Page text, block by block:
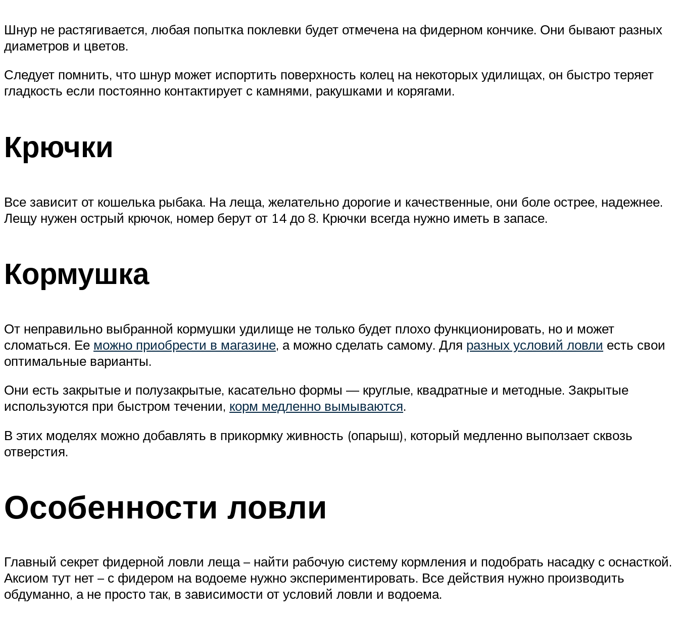
Шнур не растягивается, любая попытка поклевки будет отмечена на фидерном кончике. Они бывают разных
диаметров и цветов.
Следует помнить, что шнур может испортить поверхность колец на некоторых удилищах, он быстро теряет
гладкость если постоянно контактирует с камнями, ракушками и корягами.
Крючки
Все зависит от кошелька рыбака. На леща, желательно дорогие и качественные, они боле острее, надежнее.
Лещу нужен острый крючок, номер берут от 14 до 8. Крючки всегда нужно иметь в запасе.
Кормушка
От неправильно выбранной кормушки удилище не только будет плохо функционировать, но и может
сломаться. Ее можно приобрести в магазине, а можно сделать самому. Для разных условий ловли есть свои
оптимальные варианты.
Они есть закрытые и полузакрытые, касательно формы — круглые, квадратные и методные. Закрытые
используются при быстром течении, корм медленно вымываются.
В этих моделях можно добавлять в прикормку живность (опарыш), который медленно выползает сквозь
отверстия.
Особенности ловли
Главный секрет фидерной ловли леща – найти рабочую систему кормления и подобрать насадку с оснасткой.
Аксиом тут нет – с фидером на водоеме нужно экспериментировать. Все действия нужно производить
обдуманно, а не просто так, в зависимости от условий ловли и водоема.